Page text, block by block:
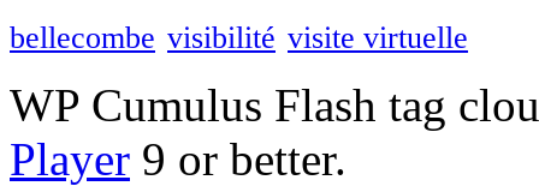
bellecombe visibilité visite virtuelle
WP Cumulus Flash tag
Player 9 or better.